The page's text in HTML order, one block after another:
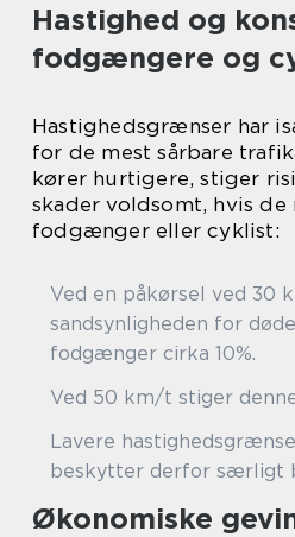
Hastighed og
fodgængere og
Hastighedsgrænser har
for de mest sårbare
kører hurtigere, stiger
skader voldsomt, hvis de
fodgænger eller cyklist:
Ved en påkørsel ved 30
sandsynligheden for
fodgænger cirka 10%.
Ved 50 km/t stiger
Lavere
beskytter derfor særligt
Økonomiske